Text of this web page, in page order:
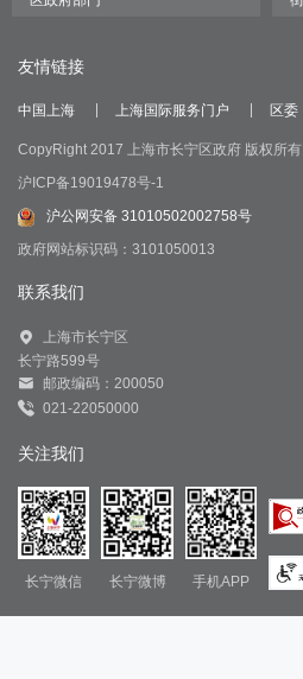
友情链接
中国上海 上海国际服务门户 区委
CopyRight 2017 上海市长宁区政府 版权所有
沪ICP备19019478号-1
沪公网安备 31010502002758号
政府网站标识码：3101050013
联系我们
上海市长宁区
长宁路599号
邮政编码：200050
021-22050000
关注我们
长宁微信 长宁微博 手机APP